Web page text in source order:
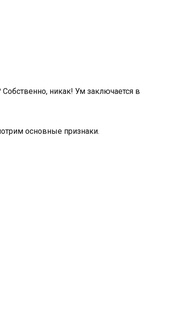
никак! Ум заключается в
основные признаки.